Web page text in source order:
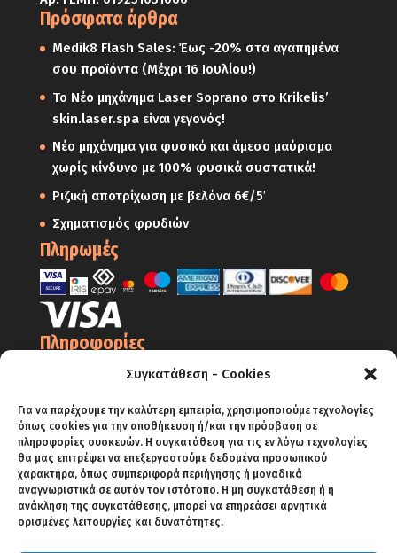
Συγκατάθεση - Cookies
Για να παρέχουμε την καλύτερη εμπειρία, χρησιμοποιούμε τεχνολογίες
όπως cookies για την αποθήκευση ή/και την πρόσβαση σε
πληροφορίες συσκευών. Η συγκατάθεση για τις εν λόγω τεχνολογίες
θα μας επιτρέψει να επεξεργαστούμε δεδομένα προσωπικού
χαρακτήρα, όπως συμπεριφορά περιήγησης ή μοναδικά
αναγνωριστικά σε αυτόν τον ιστότοπο. Η μη συγκατάθεση ή η
ανάκληση της συγκατάθεσης, μπορεί να επηρεάσει αρνητικά
ορισμένες λειτουργίες και δυνατότητες.
Πρόσφατα άρθρα
Medik8 Flash Sales: Έως -20% στα αγαπημένα
σου προϊόντα (Μέχρι 16 Ιουλίου!)
Το Νέο μηχάνημα Laser Soprano στο Krikelis’
skin.laser.spa είναι γεγονός!
Νέο μηχάνημα για φυσικό και άμεσο μαύρισμα
χωρίς κίνδυνο με 100% φυσικά συστατικά!
Ριζική αποτρίχωση με βελόνα 6€/5′
Σχηματισμός φρυδιών
Πληρωμές
Πληροφορίες
Ο Λογαριασμός μου
Πολιτική Απορρήτου – Cookies
Πολιτική Επιστροφών
Αποστολές
Πληρωμές